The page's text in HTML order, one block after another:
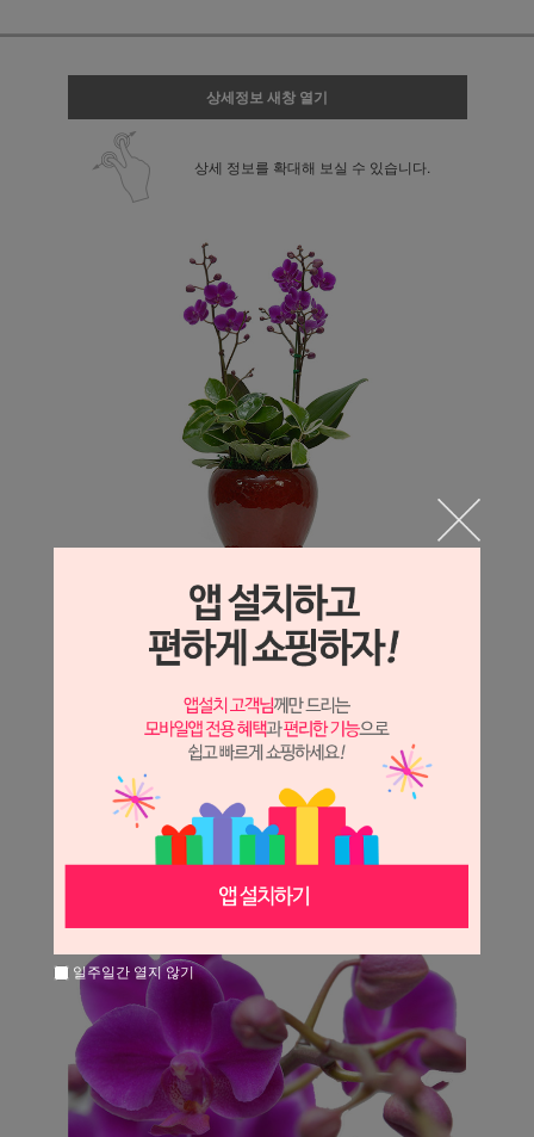
상세정보 새창 열기
상세 정보를 확대해 보실 수 있습니다.
일주일간 열지 않기